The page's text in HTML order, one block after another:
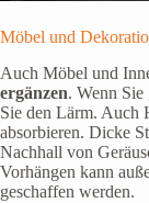
Möbel und
Auch Möbel und
ergänzen. Wenn Sie
Sie den Lärm. Auch
absorbieren. Dicke
Nachhall von
Vorhängen kann
geschaffen werden.